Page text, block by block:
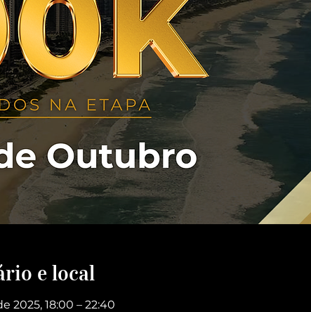
e local
2025, 18:00 – 22:40